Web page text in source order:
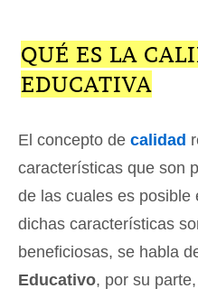
QUÉ ES LA
EDUCATIVA
El concepto de calidad
características que son
de las cuales es posible
dichas características
beneficiosas, se habla
Educativo, por su